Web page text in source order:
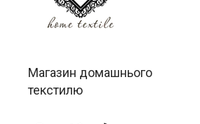
Магазин домашнього
текстилю